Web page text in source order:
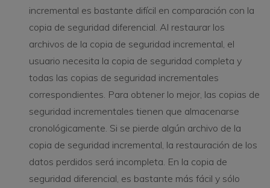
incremental es bastante difícil en comparación con la
copia de seguridad diferencial. Al restaurar los
archivos de la copia de seguridad incremental, el
usuario necesita la copia de seguridad completa y
todas las copias de seguridad incrementales
correspondientes. Para obtener lo mejor, las copias de
seguridad incrementales tienen que almacenarse
cronológicamente. Si se pierde algún archivo de la
copia de seguridad incremental, la restauración de los
datos perdidos será incompleta. En la copia de
seguridad diferencial, es bastante más fácil y sólo